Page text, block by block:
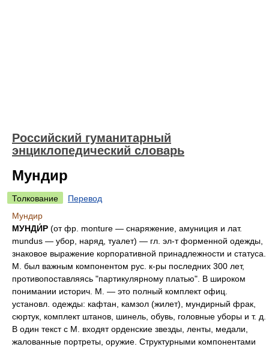
Российский гуманитарный
энциклопедический словарь
Мундир
Толкование
Перевод
Мундир
МУНДИ́Р (от фр. monture — снаряжение, амуниция и лат.
mundus — убор, наряд, туалет) — гл. эл-т форменной одежды,
знаковое выражение корпоративной принадлежности и статуса.
М. был важным компонентом рус. к-ры последних 300 лет,
противопоставляясь "партикулярному платью". В широком
понимании историч. М. — это полный комплект офиц.
установл. одежды: кафтан, камзол (жилет), мундирный фрак,
сюртук, комплект штанов, шинель, обувь, головные уборы и т. д.
В один текст с М. входят орденские звезды, ленты, медали,
жалованные портреты, оружие. Структурными компонентами